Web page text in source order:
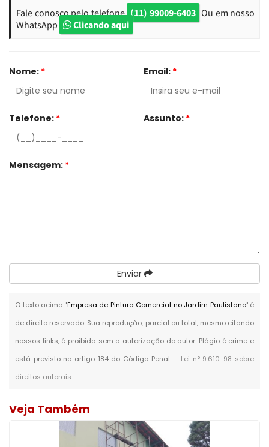
Fale conosco pelo telefone (11) 99009-6403 Ou em nosso
WhatsApp
Clicando aqui
Nome: * Email: *
Telefone: * Assunto: *
Mensagem: *
Enviar
O texto acima "Empresa de Pintura Comercial no Jardim Paulistano" é
de direito reservado. Sua reprodução, parcial ou total, mesmo citando
nossos links, é proibida sem a autorização do autor. Plágio é crime e
está previsto no artigo 184 do Código Penal. – Lei n° 9.610-98 sobre
direitos autorais.
Veja Também